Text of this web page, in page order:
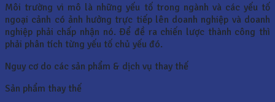
Môi trường vi mô là những yếu tố trong ngành và các yếu tố
ngoại cảnh có ảnh hưởng trực tiếp lên doanh nghiệp và doanh
nghiệp phải chấp nhận nó. Để đề ra chiến lược thành công thì
phải phân tích từng yếu tố chủ yếu đó.
Nguy cơ do các sản phẩm & dịch vụ thay thế
Sản phẩm thay thế